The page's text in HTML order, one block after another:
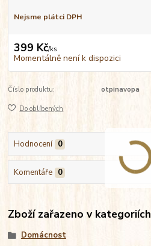
Nejsme plátci DPH
399 Kč/ks
Momentálně není k dispozici
Číslo produktu: otpinavopa
Do oblíbených
Hodnocení 0
Komentáře 0
Zboží zařazeno v kategoriích
Domácnost